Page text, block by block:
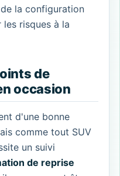
la configuration
risques à la
de
occasion
d'une bonne
comme tout SUV
un suivi
de reprise